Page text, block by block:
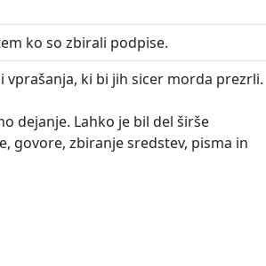
ko so zbirali podpise.
vprašanja, ki bi jih sicer morda prezrli.
dejanje. Lahko je bil del širše
govore, zbiranje sredstev, pisma in